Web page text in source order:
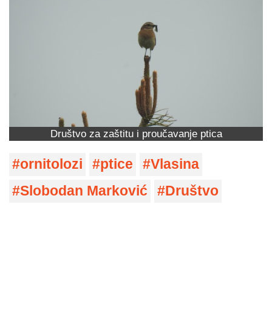
Društvo za zaštitu i proučavanje ptica
ornitolozi ptice
Vlasina
Slobodan Marković
Društvo